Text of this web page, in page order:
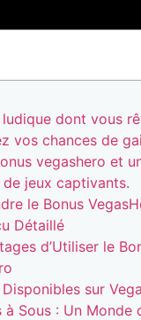
ludique dont vous
vos chances de
vegashero et
jeux captivants.
le Bonus
Détaillé
d’Utiliser le
sur
à Sous : Un Monde